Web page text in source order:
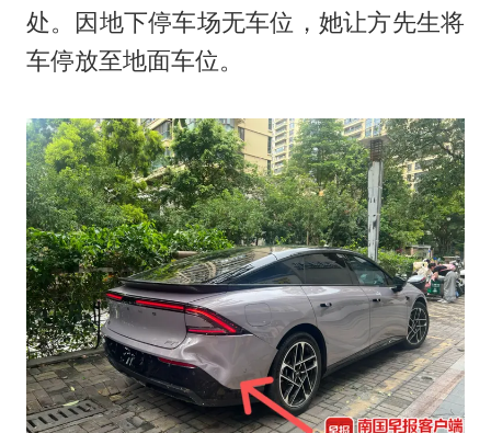
处。因地下停车场无车位，她让方先生将
车停放至地面车位。